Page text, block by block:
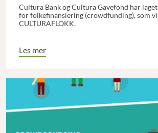
Cultura Bank og Cultura Gavefond har
for folkefinansiering (crowdfunding), som
CULTURAFLOKK.
Les mer